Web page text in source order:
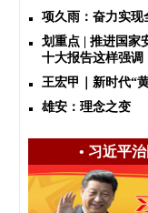
项久雨：奋力实现
划重点 | 推进国家
十大报告这样强调
王宏甲｜新时代“
雄安：理念之变
• 习近平